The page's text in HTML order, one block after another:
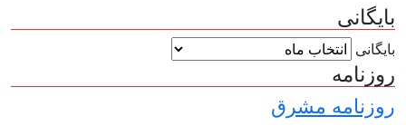
بایگانی
بایگانی
روزنامه
روزنامه مشرق